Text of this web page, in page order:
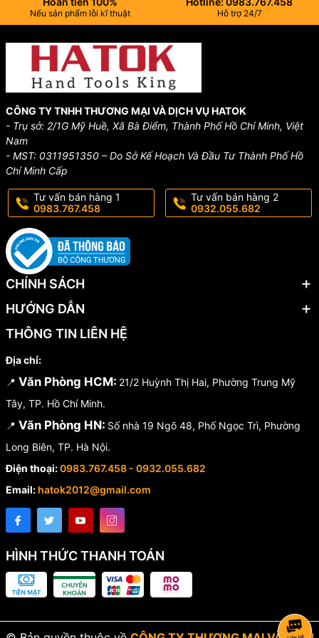
Nếu sản phẩm lỗi kĩ thuật Hỗ trợ 24/7
CÔNG TY TNHH THƯƠNG MẠI VÀ DỊCH VỤ HATOK
- Trụ sở: 2/1G Mỹ Huề, Xã Bà Điểm, Thành Phố Hồ Chí Minh, Việt
Nam
- MST: 0311951350 – Do Sở Kế Hoạch Và Đầu Tư Thành Phố Hồ
Chí Minh Cấp
Tư vấn bán hàng 1
0983.767.458
Tư vấn bán hàng 2
0932.055.682
CHÍNH SÁCH
HƯỚNG DẪN
THÔNG TIN LIÊN HỆ
Địa chỉ:
📍 Văn Phòng HCM: 21/2 Huỳnh Thị Hai, Phường Trung Mỹ
Tây, TP. Hồ Chí Minh.
📍 Văn Phòng HN: Số nhà 19 Ngõ 48, Phố Ngọc Trì, Phường
Long Biên, TP. Hà Nội.
Điện thoại:0983.767.458 - 0932.055.682
Email: hatok2012@gmail.com
HÌNH THỨC THANH TOÁN